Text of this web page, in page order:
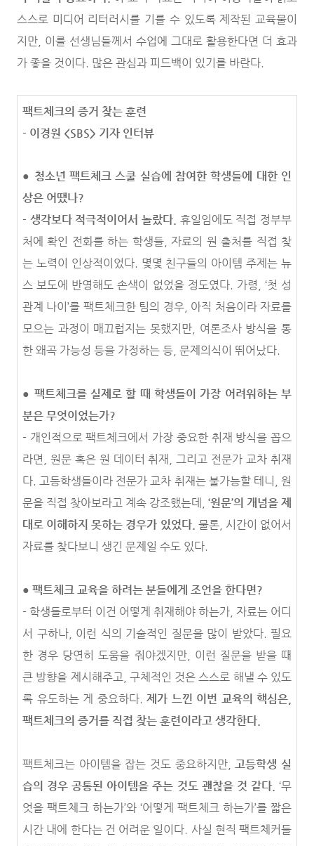
스스로 미디어 리터러시를 기를 수 있도록 제작된 교육물이
지만, 이를 선생님들께서 수업에 그대로 활용한다면 더 효과
가 좋을 것이다. 많은 관심과 피드백이 있기를 바란다.
팩트체크의 증거 찾는 훈련
- 이경원 <SBS> 기자 인터뷰
● 청소년 팩트체크 스쿨 실습에 참여한 학생들에 대한 인
상은 어땠나?
- 생각보다 적극적이어서 놀랐다. 휴일임에도 직접 정부부
처에 확인 전화를 하는 학생들, 자료의 원 출처를 직접 찾
는 노력이 인상적이었다. 몇몇 친구들의 아이템 주제는 뉴
스 보도에 반영해도 손색이 없었을 정도였다. 가령, ‘첫 성
관계 나이’를 팩트체크한 팀의 경우, 아직 처음이라 자료를
모으는 과정이 매끄럽지는 못했지만, 여론조사 방식을 통
한 왜곡 가능성 등을 가정하는 등, 문제의식이 뛰어났다.
● 팩트체크를 실제로 할 때 학생들이 가장 어려워하는 부
분은 무엇이었는가?
- 개인적으로 팩트체크에서 가장 중요한 취재 방식을 꼽으
라면, 원문 혹은 원 데이터 취재, 그리고 전문가 교차 취재
다. 고등학생들이라 전문가 교차 취재는 불가능할 테니, 원
문을 직접 찾아보라고 계속 강조했는데, ‘원문’의 개념을 제
대로 이해하지 못하는 경우가 있었다. 물론, 시간이 없어서
자료를 찾다보니 생긴 문제일 수도 있다.
● 팩트체크 교육을 하려는 분들에게 조언을 한다면?
- 학생들로부터 이건 어떻게 취재해야 하는가, 자료는 어디
서 구하나, 이런 식의 기술적인 질문을 많이 받았다. 필요
한 경우 당연히 도움을 줘야겠지만, 이런 질문을 받을 때
큰 방향을 제시해주고, 구체적인 것은 스스로 해낼 수 있도
록 유도하는 게 중요하다. 제가 느낀 이번 교육의 핵심은,
팩트체크의 증거를 직접 찾는 훈련이라고 생각한다.
팩트체크는 아이템을 잡는 것도 중요하지만,고등학생 실
습의 경우 공통된 아이템을 주는 것도 괜찮을 것 같다. ‘무
엇을 팩트체크 하는가’와 ‘어떻게 팩트체크 하는가’를 짧은
시간 내에 한다는 건 어려운 일이다. 사실 현직 팩트체커들